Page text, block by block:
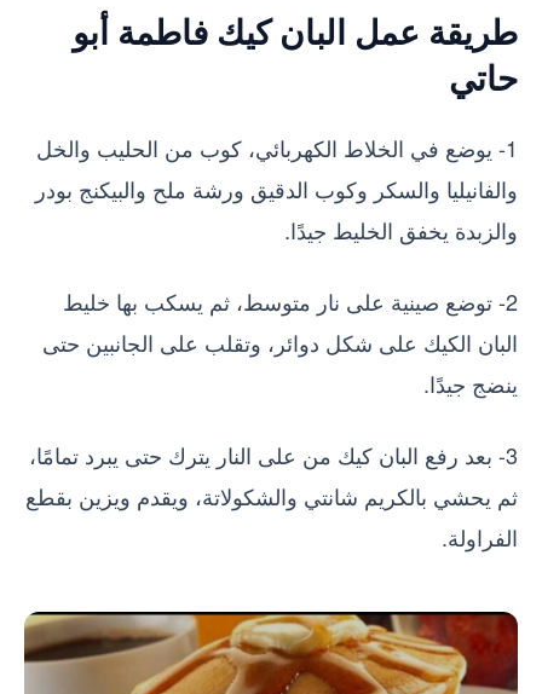
طريقة عمل البان كيك فاطمة أبو
حاتي
1- يوضع في الخلاط الكهربائي، كوب من الحليب والخل
والفانيليا والسكر وكوب الدقيق ورشة ملح والبيكنج بودر
والزبدة يخفق الخليط جيدًا.
2- توضع صينية على نار متوسط، ثم يسكب بها خليط
البان الكيك على شكل دوائر، وتقلب على الجانبين حتى
ينضج جيدًا.
3- بعد رفع البان كيك من على النار يترك حتى يبرد تمامًا،
ثم يحشي بالكريم شانتي والشكولاتة، ويقدم ويزين بقطع
الفراولة.